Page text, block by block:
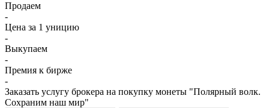
Продаем
-
Цена за 1 уницию
-
Выкупаем
-
Премия к бирже
-
Заказать услугу брокера на покупку монеты "Полярный волк.
Сохраним наш мир"